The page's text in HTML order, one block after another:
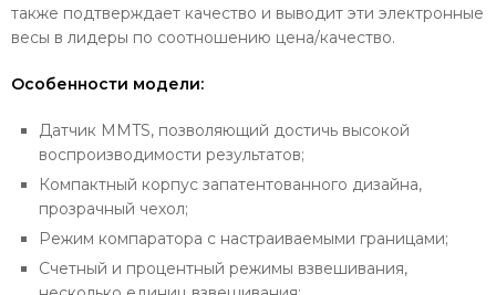
также подтверждает качество и выводит эти электронные
весы в лидеры по соотношению цена/качество.
Особенности модели:
Датчик MMTS, позволяющий достичь высокой
воспроизводимости результатов;
Компактный корпус запатентованного дизайна,
прозрачный чехол;
Режим компаратора с настраиваемыми границами;
Счетный и процентный режимы взвешивания,